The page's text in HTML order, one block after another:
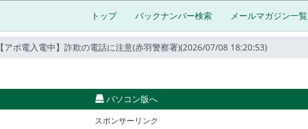
トップ バックナンバー検索 メールマガジン一覧
【アポ電入電中】詐欺の電話に注意(赤羽警察署)(2026/07/08 18:20:53)
パソコン版へ
スポンサーリンク